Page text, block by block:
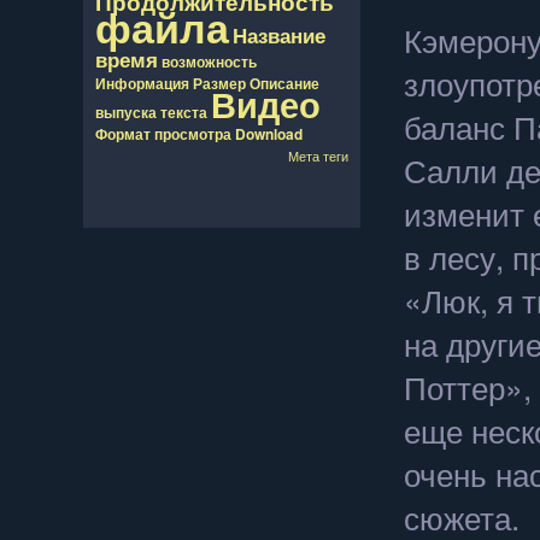
файлаНазвание
время возможность
ИнформацияРазмерОписание
выпускатекстаВидео
Форматпросмотра Download
Мета теги
баланс
Салли
изменит
в лесу,
«Люк, я
на
еще
очень
сюжета.